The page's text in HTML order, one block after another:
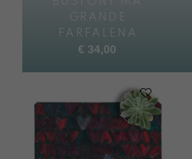
GRANDE
FARFALENA
€ 34,00